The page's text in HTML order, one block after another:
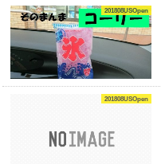
201808USOpen
201808USOpen